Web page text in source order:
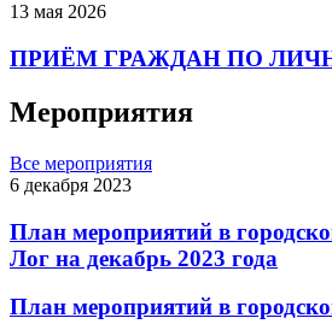
13 мая 2026
ПРИЁМ ГРАЖДАН ПО
Мероприятия
Все мероприятия
6 декабря 2023
План мероприятий в
Лог на декабрь 2023 года
План мероприятий в